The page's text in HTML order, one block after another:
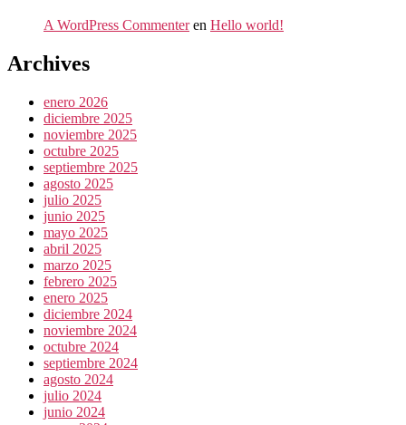
A WordPress Commenteren Hello world!
Archives
enero 2026
diciembre 2025
noviembre 2025
octubre 2025
septiembre 2025
agosto 2025
julio 2025
junio 2025
mayo 2025
abril 2025
marzo 2025
febrero 2025
enero 2025
diciembre 2024
noviembre 2024
octubre 2024
septiembre 2024
agosto 2024
julio 2024
junio 2024